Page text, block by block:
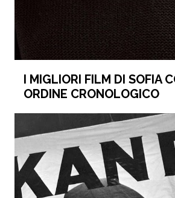
I MIGLIORI FILM DI SOFIA
ORDINE CRONOLOGICO